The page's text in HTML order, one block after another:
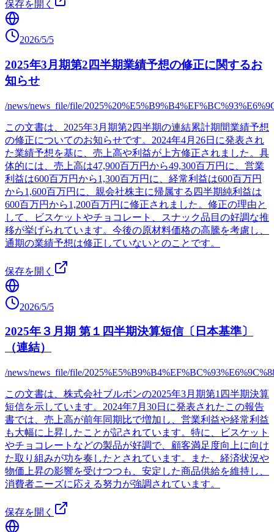
保存を開く
2026/5/5
2025年3月期第2四半期業績予想の修正に関するお
知らせ
/news/news_file/file/
この文書は、2025年3月期第2四半期の連結累計期間業績予想
の修正についてのお知らせです。2024年4月26日に発表され
た業績予想を基に、売上高や利益が上方修正されました。具
体的には、売上高は47,900百万円から49,300百万円に、営業
利益は600百万円から1,300百万円に、経常利益は600百万円
から1,600百万円に、親会社株主に帰属する四半期純利益は
600百万円から1,200百万円に修正されました。修正の理由と
して、ビスケットやチョコレート、スナック品目の好調な推
移が挙げられています。今後の原材料価格の高騰を考慮し、
通期の業績予想は修正していないとのことです。
保存を開く
2026/5/5
2025年３月期 第１四半期決算短信〔日本基準〕
（連結）
/news/news_file/file/
この文書は、株式会社ブルボンの2025年3月期第1四半期決算
短信を示しています。2024年7月30日に発表されたこの報告
書では、売上高が前年同期比で増加し、営業利益や経常利益
も大幅に上昇したことが記されています。特に、ビスケット
やチョコレートなどの製品が好調で、顧客満足度向上に向け
た取り組みが功を奏したとされています。また、経済状況や
物価上昇の影響を受けつつも、安定した商品供給を維持し、
消費者ニーズに応える努力が強調されています。
保存を開く